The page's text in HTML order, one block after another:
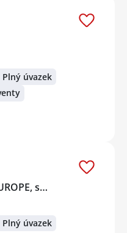
Plný úvazek
s…
Plný úvazek